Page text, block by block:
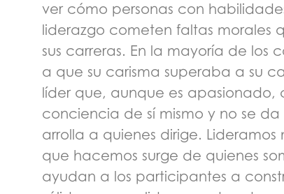
ver cómo personas con
liderazgo cometen faltas morales
sus carreras. En la mayoría de los
a que su carisma superaba a su
líder que, aunque es apasionado,
conciencia de sí mismo y no se
arrolla a quienes dirige.
que hacemos surge de quienes
ayudan a los participantes a